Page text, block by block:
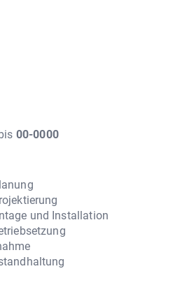
00-0000
und Installation